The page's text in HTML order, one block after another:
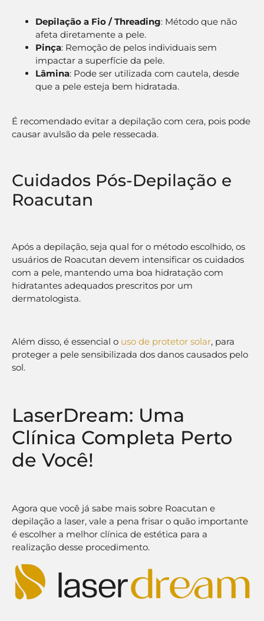
Depilação a Fio / Threading: Método que não
afeta diretamente a pele.
Pinça: Remoção de pelos individuais sem
impactar a superfície da pele.
Lâmina: Pode ser utilizada com cautela, desde
que a pele esteja bem hidratada.
É recomendado evitar a depilação com cera, pois pode
causar avulsão da pele ressecada.
Cuidados Pós-Depilação e
Roacutan
Após a depilação, seja qual for o método escolhido, os
usuários de Roacutan devem intensificar os cuidados
com a pele, mantendo uma boa hidratação com
hidratantes adequados prescritos por um
dermatologista.
Além disso, é essencial o uso de protetor solar, para
proteger a pele sensibilizada dos danos causados pelo
sol.
LaserDream: Uma
Clínica Completa Perto
de Você!
Agora que você já sabe mais sobre Roacutan e
depilação a laser, vale a pena frisar o quão importante
é escolher a melhor clínica de estética para a
realização desse procedimento.